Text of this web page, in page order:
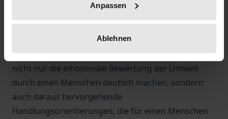
Anpassen
Ablehnen
Umwelt vorfinden, wie z. B. naturwissenschaftliche
Machbarkeiten, ob wir sie akzeptieren wollen oder
nicht. Eine Erkennbarkeit der Bewertungen
erschließen neurowissenschaftliche Ergebnisse, die
nicht nur die emotionale Bewertung der Umwelt
durch einen Menschen deutlich machen, sondern
auch daraus hervorgehende
Handlungsorientierungen, die für einen Menschen